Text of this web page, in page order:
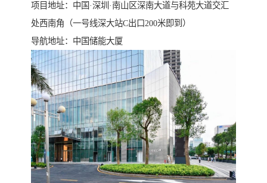
项目地址：中国·深圳·南山区深南大道与科苑大道交汇
处西南角（一号线深大站C出口200米即到）
导航地址：中国储能大厦